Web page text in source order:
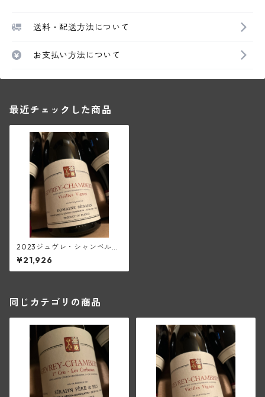
送料・配送方法について
お支払い方法について
最近チェックした商品
2023ジュヴレ・シャンベルタ
ンV.V.(セラファン)
¥21,926
同じカテゴリの商品